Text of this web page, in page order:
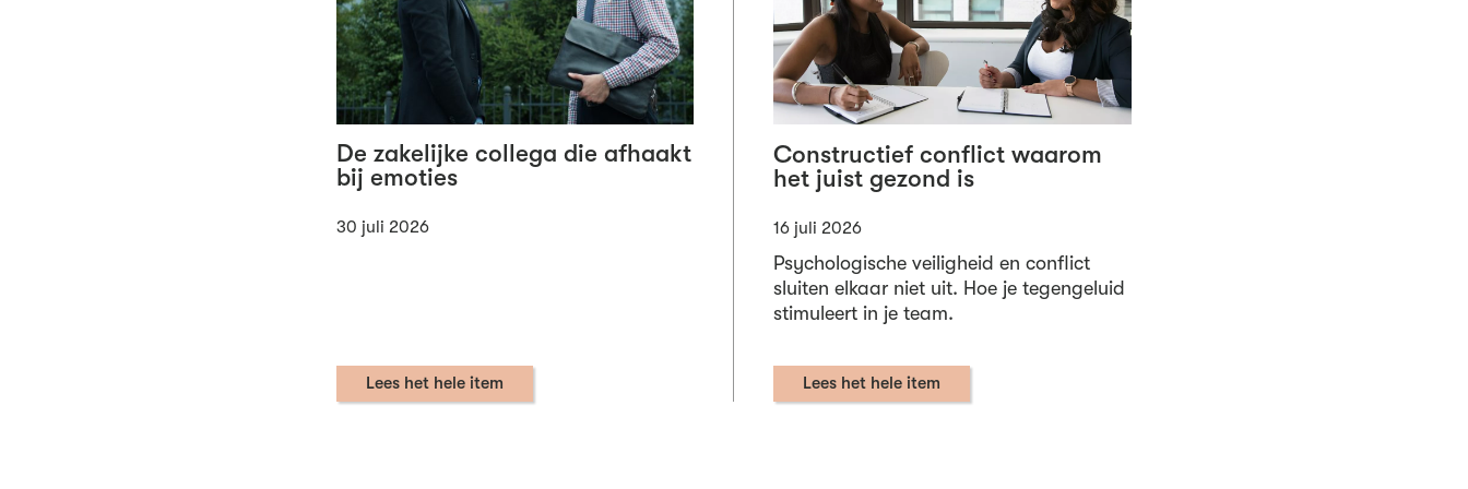
De zakelijke collega die afhaakt
bij emoties
30 juli 2026
Lees het hele item
Constructief conflict waarom
het juist gezond is
16 juli 2026
Psychologische veiligheid en conflict
sluiten elkaar niet uit. Hoe je tegengeluid
stimuleert in je team.
Lees het hele item